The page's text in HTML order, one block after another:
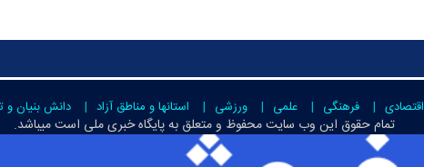
اقتصادی فرهنگی علمی ورزشی استانها و مناطق آزاد دانش بنیان و
تمام حقوق این وب سایت محفوظ و متعلق بهپایگاه خبری ملی استمیباشد.